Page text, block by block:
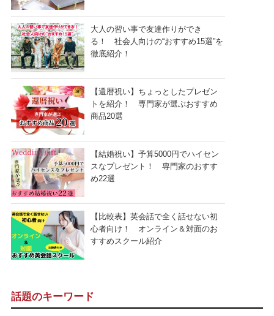
大人の習い事で友達作りができ
る！ 社会人向けの“おすすめ15選”を
徹底紹介！
【還暦祝い】ちょっとしたプレゼン
トを紹介！ 専門家が選ぶおすすめ
商品20選
【結婚祝い】予算5000円でハイセン
スなプレゼント！ 専門家のおすす
め22選
【比較表】英会話で全く話せない初
心者向け！ オンライン＆対面のお
すすめスクール紹介
話題のキーワード